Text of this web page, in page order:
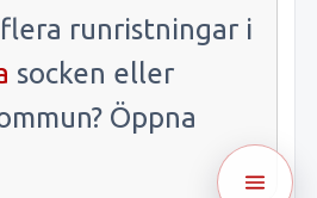
runristningar i
socken eller
Öppna